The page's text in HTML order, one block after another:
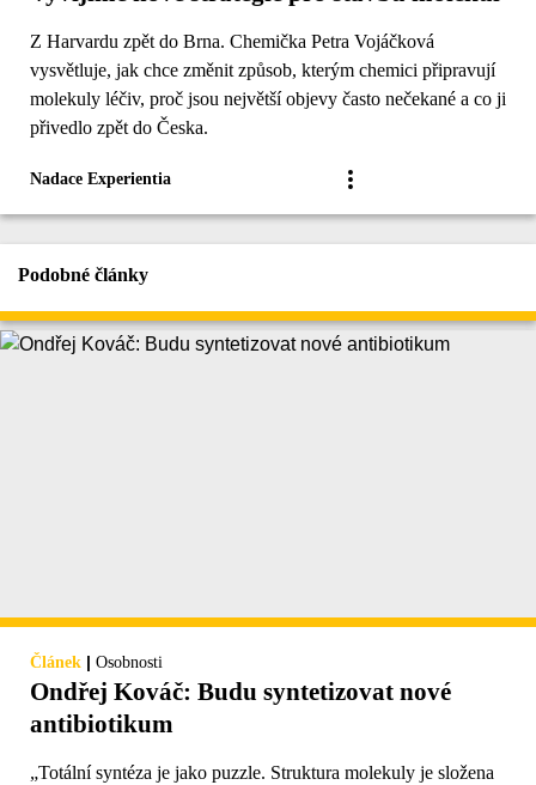
Z Harvardu zpět do Brna. Chemička Petra Vojáčková
vysvětluje, jak chce změnit způsob, kterým chemici připravují
molekuly léčiv, proč jsou největší objevy často nečekané a co ji
přivedlo zpět do Česka.
Nadace Experientia
Podobné články
Článek | Osobnosti
Ondřej Kováč: Budu syntetizovat nové
antibiotikum
„Totální syntéza je jako puzzle. Struktura molekuly je složena